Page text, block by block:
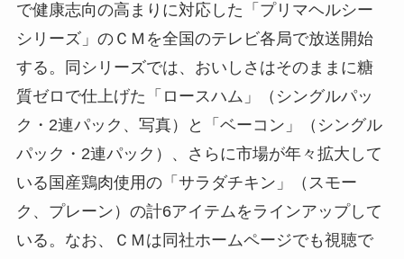
で健康志向の高まりに対応した「プリマヘルシー
シリーズ」のＣＭを全国のテレビ各局で放送開始
する。同シリーズでは、おいしさはそのままに糖
質ゼロで仕上げた「ロースハム」（シングルパッ
ク・2連パック、写真）と「ベーコン」（シングル
パック・2連パック）、さらに市場が年々拡大して
いる国産鶏肉使用の「サラダチキン」（スモー
ク、プレーン）の計6アイテムをラインアップして
いる。なお、ＣＭは同社ホームページでも視聴で